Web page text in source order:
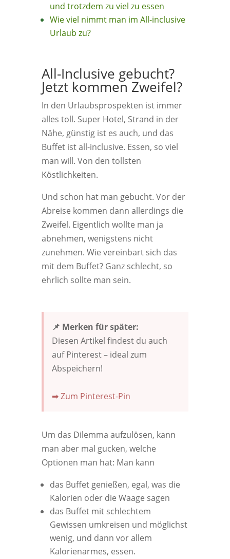
und trotzdem zu viel zu essen
Wie viel nimmt man im All-inclusive
Urlaub zu?
All-Inclusive gebucht?
Jetzt kommen Zweifel?
In den Urlaubsprospekten ist immer
alles toll. Super Hotel, Strand in der
Nähe, günstig ist es auch, und das
Buffet ist all-inclusive. Essen, so viel
man will. Von den tollsten
Köstlichkeiten.
Und schon hat man gebucht. Vor der
Abreise kommen dann allerdings die
Zweifel. Eigentlich wollte man ja
abnehmen, wenigstens nicht
zunehmen. Wie vereinbart sich das
mit dem Buffet? Ganz schlecht, so
ehrlich sollte man sein.
📌 Merken für später:
Diesen Artikel findest du auch
auf Pinterest – ideal zum
Abspeichern!
➡ Zum Pinterest-Pin
Um das Dilemma aufzulösen, kann
man aber mal gucken, welche
Optionen man hat: Man kann
das Buffet genießen, egal, was die
Kalorien oder die Waage sagen
das Buffet mit schlechtem
Gewissen umkreisen und möglichst
wenig, und dann vor allem
Kalorienarmes, essen.